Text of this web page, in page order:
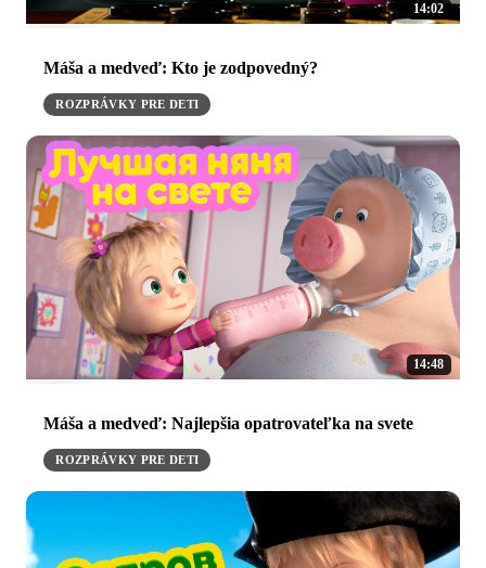
14:02
Máša a medveď: Kto je zodpovedný?
ROZPRÁVKY PRE DETI
14:48
Máša a medveď: Najlepšia opatrovateľka na svete
ROZPRÁVKY PRE DETI